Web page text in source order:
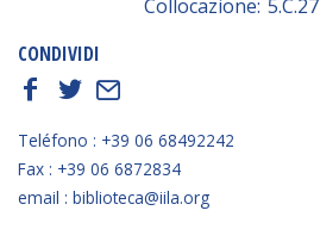
Collocazione: 5.C.27
CONDIVIDI
f
t E
Teléfono : +39 06 68492242
Fax : +39 06 6872834
email : biblioteca@iila.org